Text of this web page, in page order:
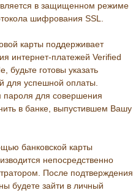
в защищенном режиме
шифрования SSL.
карты поддерживает
интернет-платежей Verified
будьте готовы указать
для успешной оплаты.
пароля для совершения
в банке, выпустившем Вашу
банковской карты
непосредственно
После подтверждения
будете зайти в личный